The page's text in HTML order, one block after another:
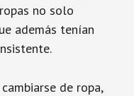
no solo
además tenían
de ropa,